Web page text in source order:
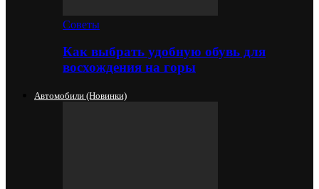
Советы
Как выбрать удобную обувь для
восхождения на горы
Автомобили (новинки)